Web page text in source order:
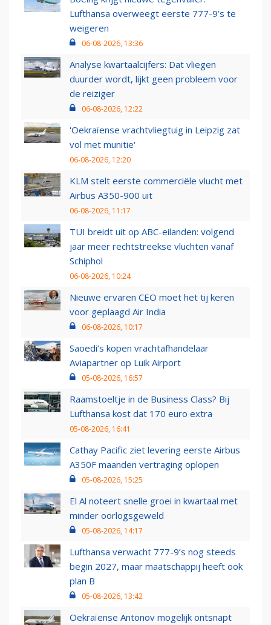
Lufthansa overweegt eerste 777-9’s te
weigeren
06-08-2026, 13:36
Analyse kwartaalcijfers: Dat vliegen
duurder wordt, lijkt geen probleem voor
de reiziger
06-08-2026, 12:22
'Oekraïense vrachtvliegtuig in Leipzig zat
vol met munitie'
06-08-2026, 12:20
KLM stelt eerste commerciële vlucht met
Airbus A350-900 uit
06-08-2026, 11:17
TUI breidt uit op ABC-eilanden: volgend
jaar meer rechtstreekse vluchten vanaf
Schiphol
06-08-2026, 10:24
Nieuwe ervaren CEO moet het tij keren
voor geplaagd Air India
06-08-2026, 10:17
Saoedi’s kopen vrachtafhandelaar
Aviapartner op Luik Airport
05-08-2026, 16:57
Raamstoeltje in de Business Class? Bij
Lufthansa kost dat 170 euro extra
05-08-2026, 16:41
Cathay Pacific ziet levering eerste Airbus
A350F maanden vertraging oplopen
05-08-2026, 15:25
El Al noteert snelle groei in kwartaal met
minder oorlogsgeweld
05-08-2026, 14:17
Lufthansa verwacht 777-9’s nog steeds
begin 2027, maar maatschappij heeft ook
plan B
05-08-2026, 13:42
Oekraïense Antonov mogelijk ontsnapt